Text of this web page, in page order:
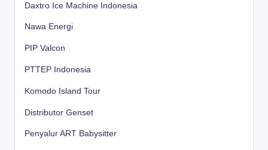
Daxtro Ice Machine Indonesia
Nawa Energi
PIP Valcon
PTTEP Indonesia
Komodo Island Tour
Distributor Genset
Penyalur ART Babysitter